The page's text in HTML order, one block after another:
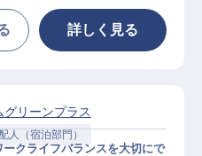
詳しく見る
人（宿泊部門）
リーンプラス
クライフバランスを大切にで